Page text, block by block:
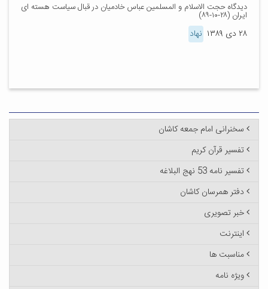
دیدگاه حجت الاسلام و المسلمین عباس خادمیان در قبال سیاست هسته ای
ایران (۲۸-۱۰-۸۹)
۲۸ دی ۱۳۸۹ نهاد
سخنرانی امام جمعه کاشان
تفسیر قرآن کریم
تفسیر نامه 53 نهج البلاغه
دفتر همرسان کاشان
خبر تصویری
اینترنت
مناسبت ها
ویژه نامه